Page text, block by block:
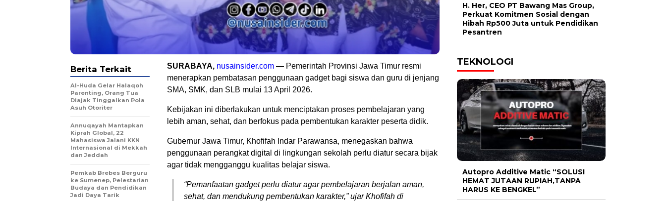
SURABAYA, nusainsider.com — Pemerintah Provinsi Jawa Timur resmi
menerapkan pembatasan penggunaan gadget bagi siswa dan guru di jenjang
SMA, SMK, dan SLB mulai 13 April 2026.
Kebijakan ini diberlakukan untuk menciptakan proses pembelajaran yang
lebih aman, sehat, dan berfokus pada pembentukan karakter peserta didik.
Gubernur Jawa Timur, Khofifah Indar Parawansa, menegaskan bahwa
penggunaan perangkat digital di lingkungan sekolah perlu diatur secara bijak
agar tidak mengganggu kualitas belajar siswa.
“Pemanfaatan gadget perlu diatur agar pembelajaran berjalan aman,
sehat, dan mendukung pembentukan karakter,” ujar Khofifah di
Berita Terkait
Al-Huda Gelar Halaqoh
Parenting, Orang Tua
Diajak Tinggalkan Pola
Asuh Otoriter
Annuqayah Mantapkan
Kiprah Global, 22
Mahasiswa Jalani KKN
Internasional di Mekkah
dan Jeddah
Pemkab Brebes Berguru
ke Sumenep, Pelestarian
Budaya dan Pendidikan
Jadi Daya Tarik
H. Her, CEO PT Bawang Mas Group,
Perkuat Komitmen Sosial dengan
Hibah Rp500 Juta untuk Pendidikan
Pesantren
TEKNOLOGI
Autopro Additive Matic “SOLUSI
HEMAT JUTAAN RUPIAH,TANPA
HARUS KE BENGKEL”